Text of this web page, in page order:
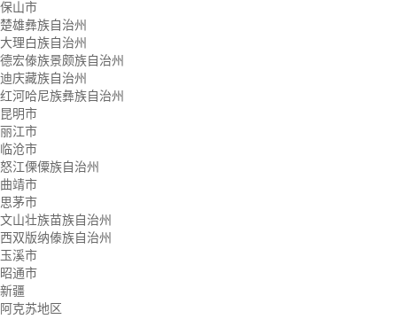
保山市
楚雄彝族自治州
大理白族自治州
德宏傣族景颇族自治州
迪庆藏族自治州
红河哈尼族彝族自治州
昆明市
丽江市
临沧市
怒江傈僳族自治州
曲靖市
思茅市
文山壮族苗族自治州
西双版纳傣族自治州
玉溪市
昭通市
新疆
阿克苏地区